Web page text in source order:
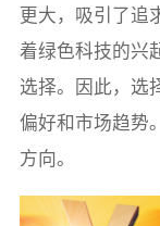
更大，吸引了追
着绿色科技的兴
选择。因此，选
偏好和市场趋势
方向。